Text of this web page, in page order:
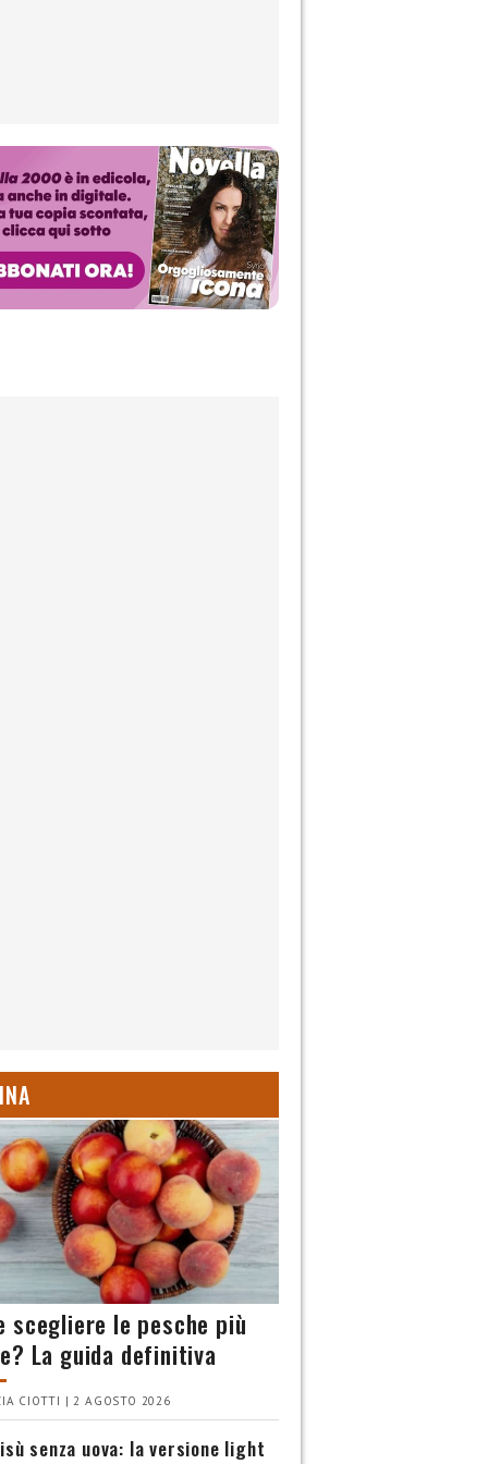
scegliere le pesche più
La guida definitiva
CIOTTI | 2 AGOSTO 2026
senza uova: la versione light